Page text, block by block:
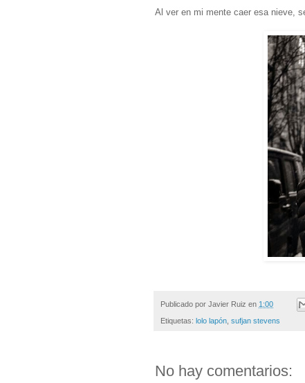
Al ver en mi mente caer esa nieve,
Publicado por Javier Ruiz en 1:00
Etiquetas: lolo lapón sufjan stevens
No hay comentarios: